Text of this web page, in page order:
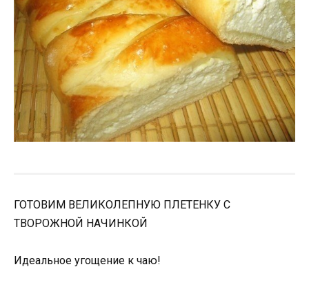
ГОТОВИМ ВЕЛИКОЛЕПНУЮ ПЛЕТЕНКУ С
ТВОРОЖНОЙ НАЧИНКОЙ
Идеальное угощение к чаю!